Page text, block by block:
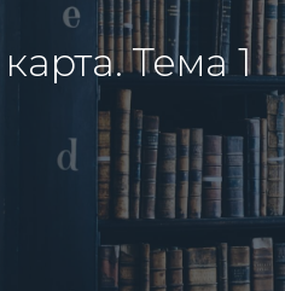
Тема 1